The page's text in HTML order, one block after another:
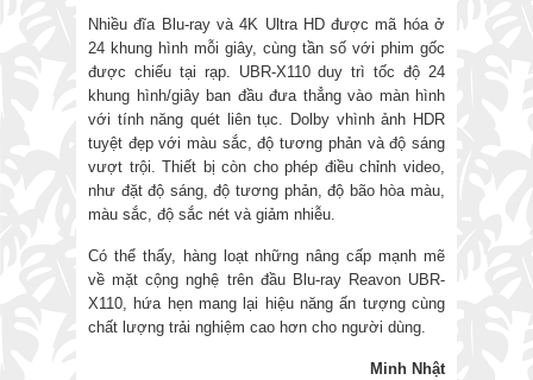
Nhiều đĩa Blu-ray và 4K Ultra HD được mã hóa ở
24 khung hình mỗi giây, cùng tần số với phim gốc
được chiếu tại rạp. UBR-X110 duy trì tốc độ 24
khung hình/giây ban đầu đưa thẳng vào màn hình
với tính năng quét liên tục. Dolby vhình ảnh HDR
tuyệt đẹp với màu sắc, độ tương phản và độ sáng
vượt trội. Thiết bị còn cho phép điều chỉnh video,
như đặt độ sáng, độ tương phản, độ bão hòa màu,
màu sắc, độ sắc nét và giảm nhiễu.
Có thể thấy, hàng loạt những nâng cấp mạnh mẽ
về mặt cộng nghệ trên đầu Blu-ray Reavon UBR-
X110, hứa hẹn mang lại hiệu năng ấn tượng cùng
chất lượng trải nghiệm cao hơn cho người dùng.
Minh Nhật